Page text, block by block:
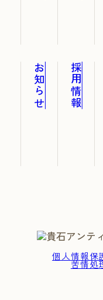
お知らせ 採用情報
個人情報保
苦情処